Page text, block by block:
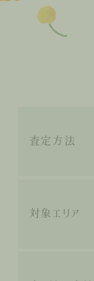
査定方法
対象エリア